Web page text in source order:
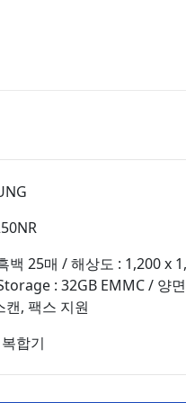
백 25매 / 해상도 : 1,200 x
: 32GB EMMC / 양
캔, 팩스 지원
합기